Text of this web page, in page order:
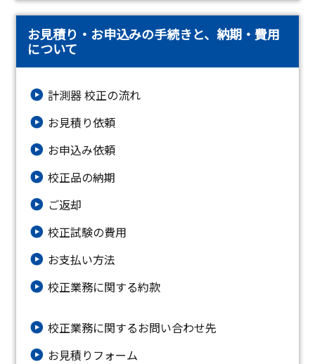
お見積り・お申込みの手続きと、納期・費用
について
計測器 校正の流れ
お見積り依頼
お申込み依頼
校正品の納期
ご返却
校正試験の費用
お支払い方法
校正業務に関する約款
校正業務に関するお問い合わせ先
お⾒積りフォーム